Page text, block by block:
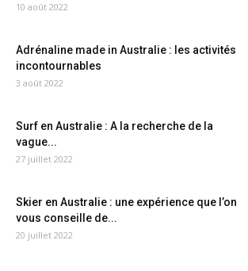
10 août 2022
Adrénaline made in Australie : les activités
incontournables
3 août 2022
Surf en Australie : A la recherche de la
vague...
27 juillet 2022
Skier en Australie : une expérience que l’on
vous conseille de...
20 juillet 2022